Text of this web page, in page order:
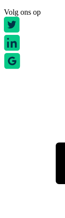
Volg ons op